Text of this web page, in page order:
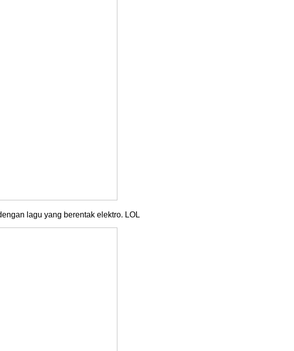
lagu yang berentak elektro. LOL